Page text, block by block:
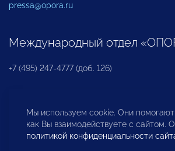
pressa@opora.ru
Международный отдел
+7 (495) 247-4777 (доб. 126)
Бюро по защите прав
инвесторов
Мы используем cookie. Они помогают
как Вы взаимодействуете с сайтом.
политикой конфиденциальности